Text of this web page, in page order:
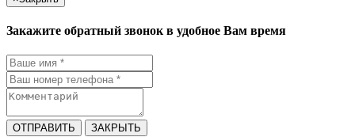
Закажите обратный звонок в удобное Вам время
ОТПРАВИТЬ ЗАКРЫТЬ